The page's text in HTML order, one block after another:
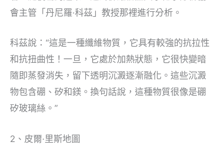
會主管「丹尼羅·科茲」教授那裡進行分析。
科茲說：“這是一種纖維物質，它具有較強的抗拉性
和抗扭曲性！一旦，它處於加熱狀態，它很快變暗
隨即蒸發消失，留下透明沉澱逐漸融化。這些沉澱
物包含硼、矽和鎂。換句話說，這種物質很像是硼
矽玻璃絲。”
2、皮爾·里斯地圖